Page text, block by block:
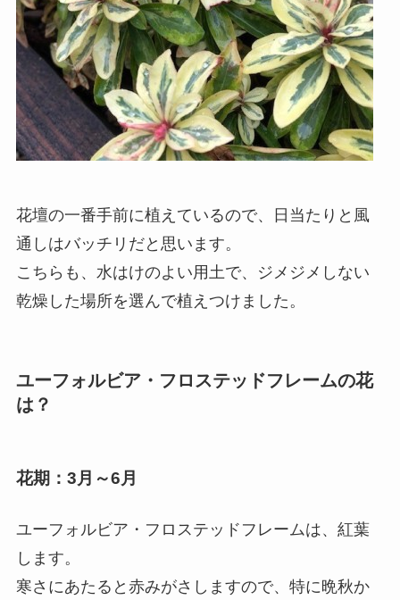
花壇の一番手前に植えているので、日当たりと風
通しはバッチリだと思います。
こちらも、水はけのよい用土で、ジメジメしない
乾燥した場所を選んで植えつけました。
ユーフォルビア・フロステッドフレームの花
は？
花期：3月～6月
ユーフォルビア・フロステッドフレームは、紅葉
します。
寒さにあたると赤みがさしますので、特に晩秋か